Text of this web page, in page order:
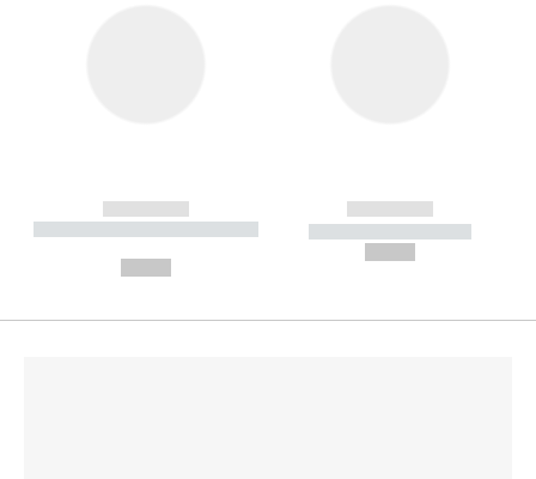
------------
----------- ----------- --------
------------
----------- -----------